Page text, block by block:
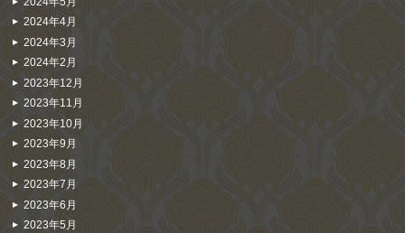
2024年4月
2024年3月
2024年2月
2023年12月
2023年11月
2023年10月
2023年9月
2023年8月
2023年7月
2023年6月
2023年5月